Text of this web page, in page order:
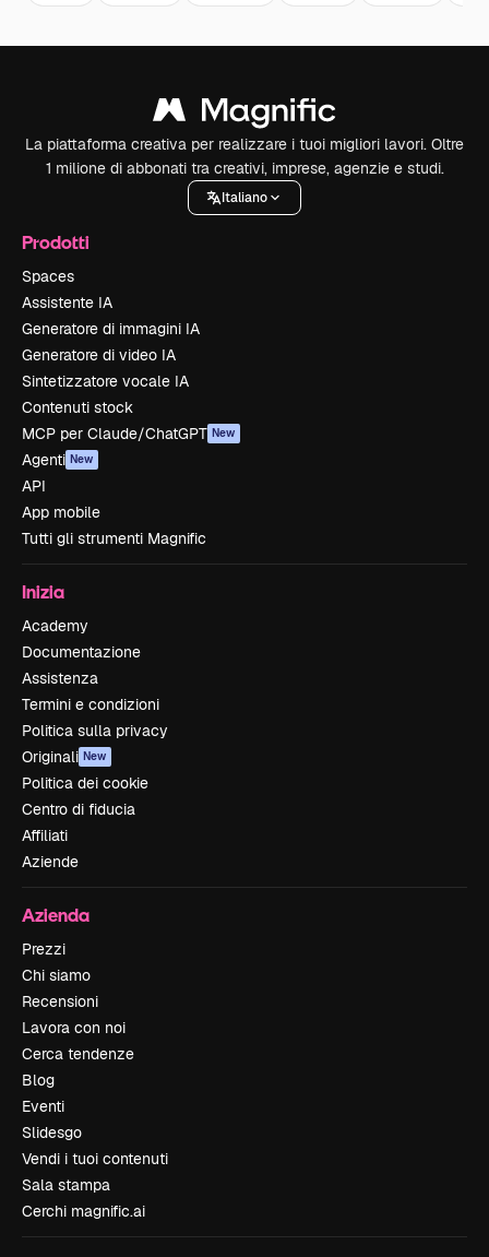
La piattaforma creativa per realizzare i tuoi migliori lavori. Oltre
1 milione di abbonati tra creativi, imprese, agenzie e studi.
Italiano
Prodotti
Spaces
Assistente IA
Generatore di immagini IA
Generatore di video IA
Sintetizzatore vocale IA
Contenuti stock
MCP per Claude/ChatGPT New
Agenti New
API
App mobile
Tutti gli strumenti Magnific
Inizia
Academy
Documentazione
Assistenza
Termini e condizioni
Politica sulla privacy
Originali New
Politica dei cookie
Centro di fiducia
Affiliati
Aziende
Azienda
Prezzi
Chi siamo
Recensioni
Lavora con noi
Cerca tendenze
Blog
Eventi
Slidesgo
Vendi i tuoi contenuti
Sala stampa
Cerchi magnific.ai